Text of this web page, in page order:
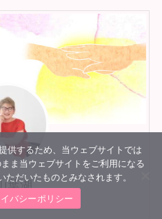
葉湖
クバスター創始者
供するため、当ウェブサイトでは
ま当ウェブサイトをご利用になる
だいたものとみなされます。
バシーポリシー